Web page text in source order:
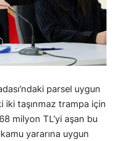
parsel uygun
iki taşınmaz trampa için
milyon TL’yi aşan bu
yararına uygun